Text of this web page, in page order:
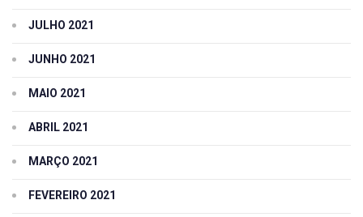
JULHO 2021
JUNHO 2021
MAIO 2021
ABRIL 2021
MARÇO 2021
FEVEREIRO 2021